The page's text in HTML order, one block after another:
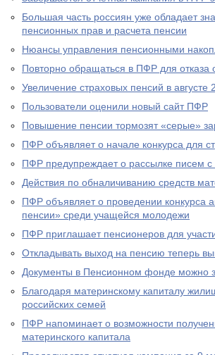
Большая часть россиян уже обладает
пенсионных прав и расчета пенсии
Нюансы управления пенсионными
Повторно обращаться в ПФР для отказа
Увеличение страховых пенсий в
Пользователи оценили новый сайт ПФР
Повышение пенсии тормозят «серые»
ПФР объявляет о начале конкурса для
ПФР предупреждает о рассылке писем с
Действия по обналичиванию средств
ПФР объявляет о проведении конкурса
пенсии» среди учащейся молодежи
ПФР приглашает пенсионеров для
Откладывать выход на пенсию теперь
Документы в Пенсионном фонде можно
Благодаря материнскому капиталу
российских семей
ПФР напоминает о возможности
материнского капитала